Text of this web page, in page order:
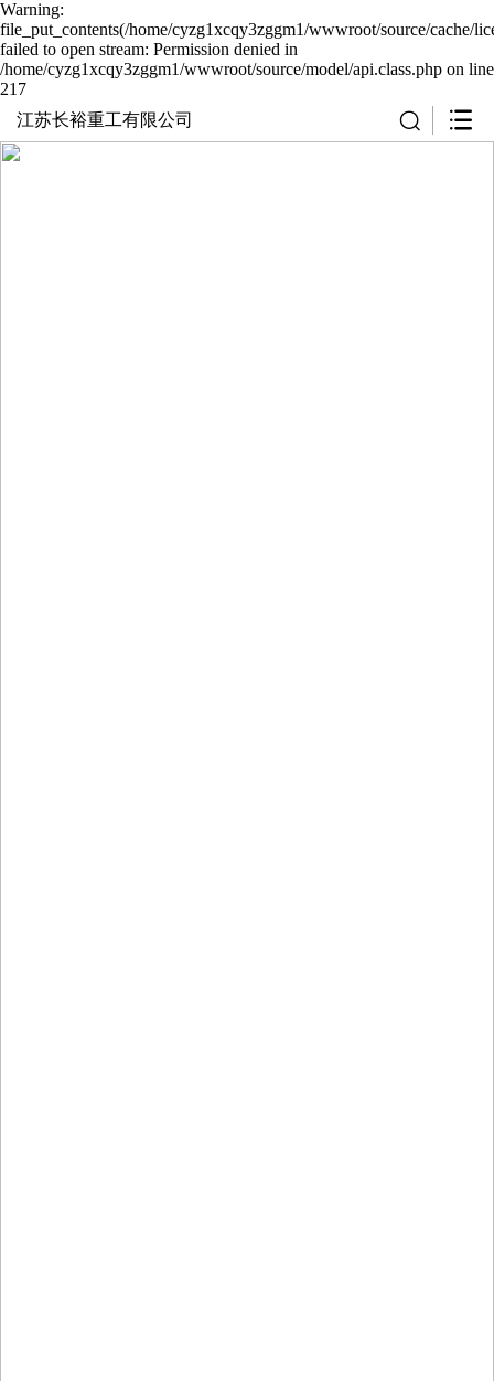
Warning:
file_put_contents(/home/cyzg1xcqy3zggm1/wwwroot/source/cache/
failed to open stream: Permission denied in
/home/cyzg1xcqy3zggm1/wwwroot/source/model/api.class.php on line
217
江苏长裕重工有限公司